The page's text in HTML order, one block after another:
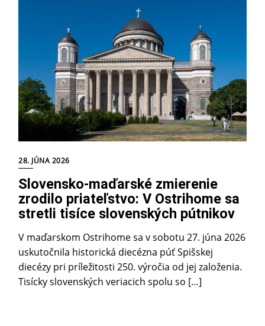
28. JÚNA 2026
Slovensko-maďarské zmierenie
zrodilo priateľstvo: V Ostrihome sa
stretli tisíce slovenských pútnikov
V maďarskom Ostrihome sa v sobotu 27. júna 2026
uskutočnila historická diecézna púť Spišskej
diecézy pri príležitosti 250. výročia od jej založenia.
Tisícky slovenských veriacich spolu so […]